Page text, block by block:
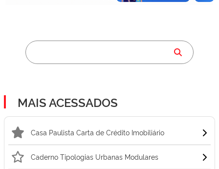
MAIS ACESSADOS
Casa Paulista Carta de Crédito Imobiliário
Caderno Tipologias Urbanas Modulares